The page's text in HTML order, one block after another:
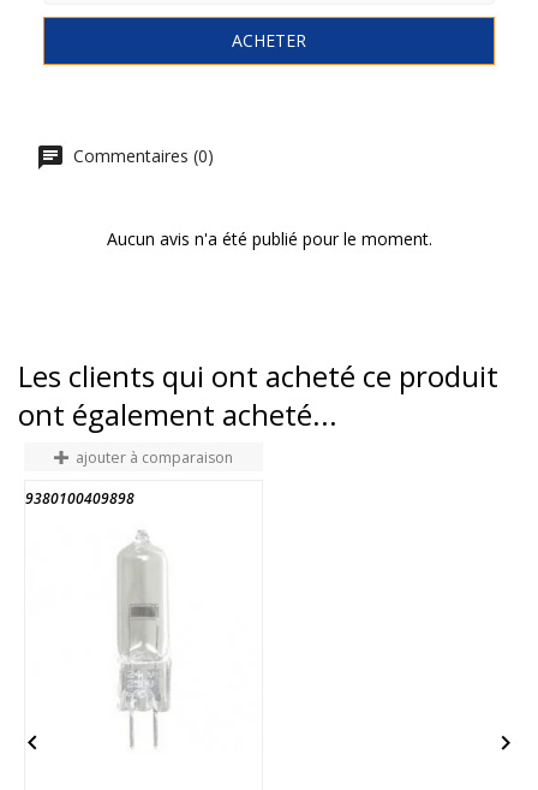
ACHETER
Commentaires (0)
Aucun avis n'a été publié pour le moment.
Les clients qui ont acheté ce produit
ont également acheté...
ajouter à comparaison
9380100409898
 